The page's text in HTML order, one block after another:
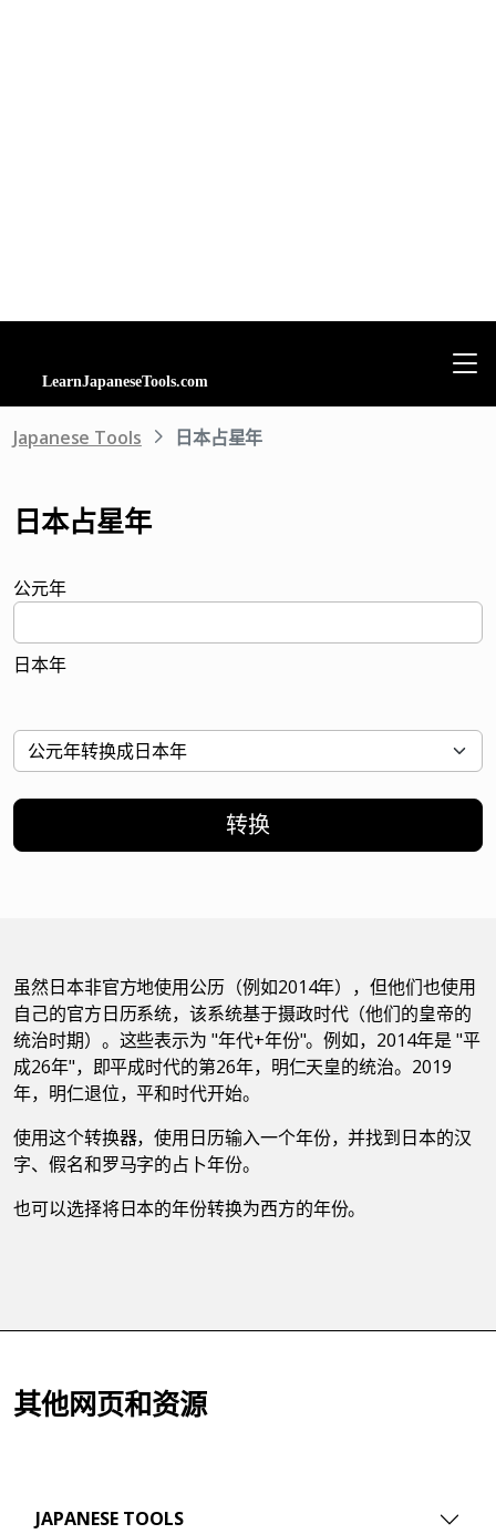
Japanese Tools 日本占星年
日本占星年
公元年
日本年
转换
虽然日本非官方地使用公历（例如2014年），但他们也使用
自己的官方日历系统，该系统基于摄政时代（他们的皇帝的
统治时期）。这些表示为 "年代+年份"。例如，2014年是 "平
成26年"，即平成时代的第26年，明仁天皇的统治。2019
年，明仁退位，平和时代开始。
使用这个转换器，使用日历输入一个年份，并找到日本的汉
字、假名和罗马字的占卜年份。
也可以选择将日本的年份转换为西方的年份。
其他网页和资源
JAPANESE TOOLS